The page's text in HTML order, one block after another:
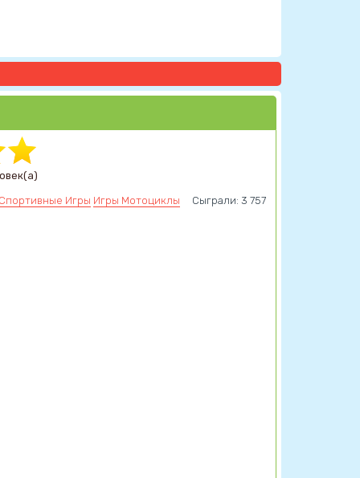
Игры Игры Мотоциклы Сыграли: 3 757